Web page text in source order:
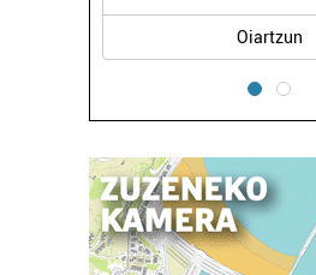
Errenteria-